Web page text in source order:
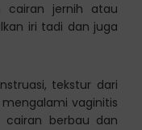
cairan jernih atau
iri tadi dan juga
tekstur dari
vaginitis
cairan berbau dan